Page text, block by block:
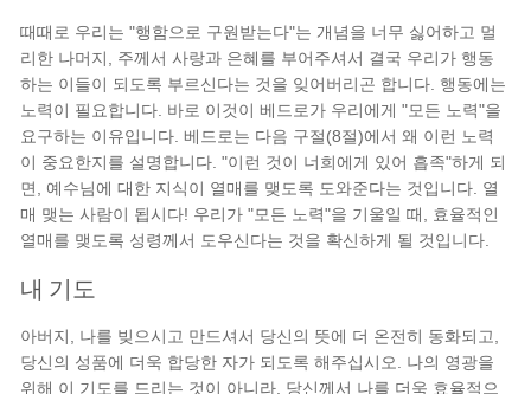
때때로 우리는 "행함으로 구원받는다"는 개념을 너무 싫어하고 멀
리한 나머지, 주께서 사랑과 은혜를 부어주셔서 결국 우리가 행동
하는 이들이 되도록 부르신다는 것을 잊어버리곤 합니다. 행동에는
노력이 필요합니다. 바로 이것이 베드로가 우리에게 "모든 노력"을
요구하는 이유입니다. 베드로는 다음 구절(8절)에서 왜 이런 노력
이 중요한지를 설명합니다. "이런 것이 너희에게 있어 흡족"하게 되
면, 예수님에 대한 지식이 열매를 맺도록 도와준다는 것입니다. 열
매 맺는 사람이 됩시다! 우리가 "모든 노력"을 기울일 때, 효율적인
열매를 맺도록 성령께서 도우신다는 것을 확신하게 될 것입니다.
내 기도
아버지, 나를 빚으시고 만드셔서 당신의 뜻에 더 온전히 동화되고,
당신의 성품에 더욱 합당한 자가 되도록 해주십시오. 나의 영광을
위해 이 기도를 드리는 것이 아니라, 당신께서 나를 더욱 효율적으